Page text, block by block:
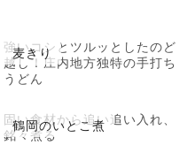
麦きり
強いコシとツルッとしたのど
越し！庄内地方独特の手打ち
うどん
鶴岡のいとこ煮
固い食材から追い追い入れ、
銘々煮る